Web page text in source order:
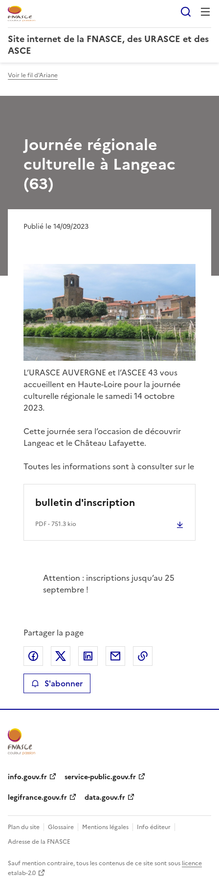
Site internet de la FNASCE, des URASCE et des
ASCE
Voir le fil d'Ariane
Journée régionale
culturelle à Langeac
(63)
Publié le 14/09/2023
L’URASCE AUVERGNE et l’ASCEE 43 vous
accueillent en Haute-Loire pour la journée
culturelle régionale le samedi 14 octobre
2023.
Cette journée sera l’occasion de découvrir
Langeac et le Château Lafayette.
Toutes les informations sont à consulter sur le
bulletin d'inscription
PDF- 751.3 kio
Attention : inscriptions jusqu’au 25
septembre !
Partager la page
Partager sur Facebook
Partager sur XPartager sur LinkedIn
Partager par email
S'abonner
info.gouv.fr
service-public.gouv.fr
legifrance.gouv.fr
data.gouv.fr
Plan du site Glossaire Mentions légales
Info éditeur
Adresse de la FNASCE
Sauf mention contraire, tous les contenus de ce site sont sous licence
etalab-2.0